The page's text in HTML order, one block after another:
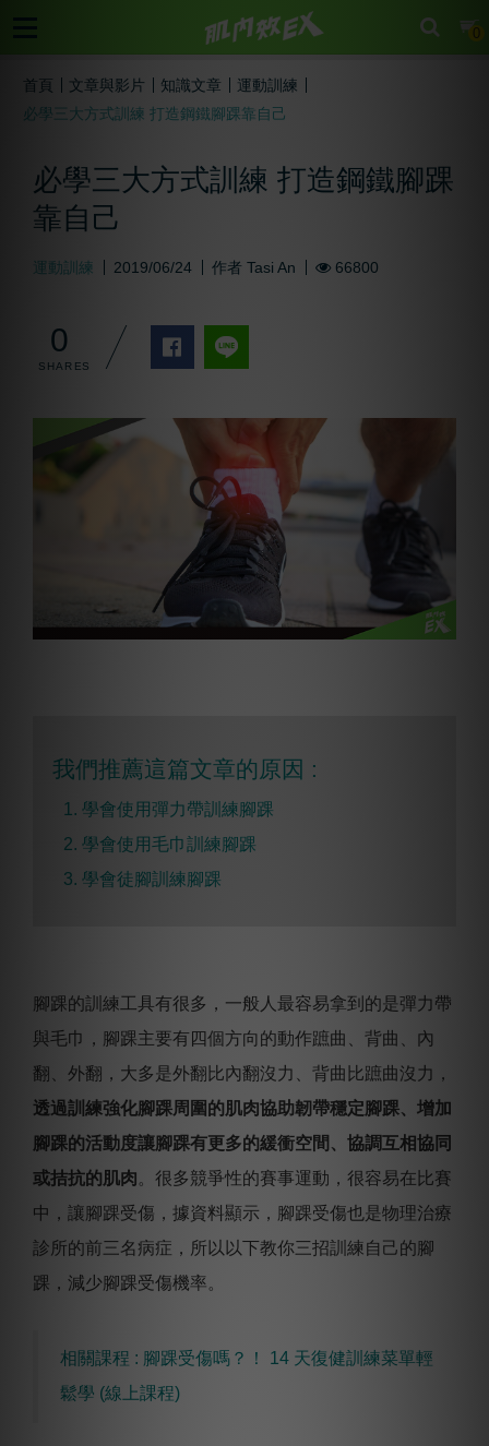
0
首頁 文章與影片 知識文章
運動訓練
必學三大方式訓練 打造鋼鐵腳踝靠自己
必學三大方式訓練 打造鋼鐵腳踝
靠自己
運動訓練 2019/06/24 作者 Tasi An 66800
0
我們推薦這篇文章的原因 :
1. 學會使用彈力帶訓練腳踝
2. 學會使用毛巾訓練腳踝
3. 學會徒腳訓練腳踝
腳踝的訓練工具有很多，一般人最容易拿到的是彈力帶
與毛巾，腳踝主要有四個方向的動作蹠曲、背曲、內
翻、外翻，大多是外翻比內翻沒力、背曲比蹠曲沒力，
透過訓練強化腳踝周圍的肌肉協助韌帶穩定腳踝、增加
腳踝的活動度讓腳踝有更多的緩衝空間、協調互相協同
或拮抗的肌肉。 很多競爭性的賽事運動，很容易在比賽
中，讓腳踝受傷，據資料顯示，腳踝受傷也是物理治療
診所的前三名病症，所以以下教你三招訓練自己的腳
踝，減少腳踝受傷機率。
相關課程 : 腳踝受傷嗎？！ 14 天復健訓練菜單輕
鬆學 (線上課程)